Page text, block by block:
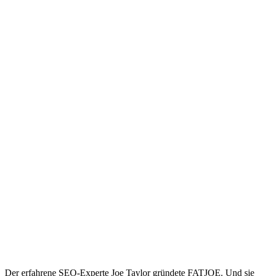
Der erfahrene SEO-Experte Joe Taylor gründete FATJOE. Und sie